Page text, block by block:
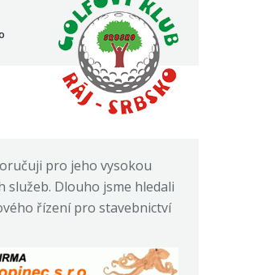
pro jeho vysokou
Dlouho jsme hledali
řízení pro stavebnictví